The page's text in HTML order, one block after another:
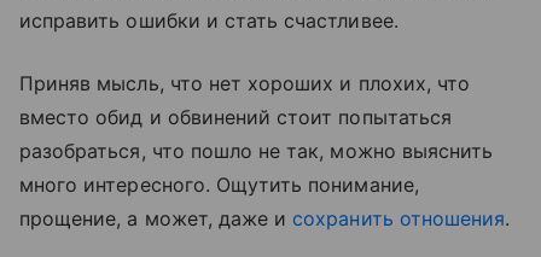
исправить ошибки и стать счастливее.
Приняв мысль, что нет хороших и плохих, что
вместо обид и обвинений стоит попытаться
разобраться, что пошло не так, можно выяснить
много интересного. Ощутить понимание,
прощение, а может, даже и сохранить отношения.